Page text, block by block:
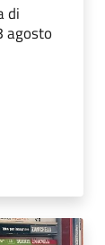
di
agosto